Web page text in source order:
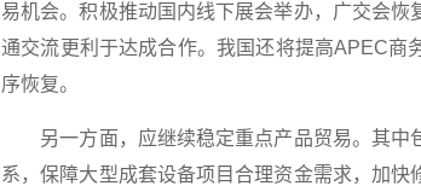
易机会。积极推动国内线下展会举办，广交会
通交流更利于达成合作。我国还将提高APEC商
序恢复。
另一方面，应继续稳定重点产品贸易。其中
系，保障大型成套设备项目合理资金需求，加